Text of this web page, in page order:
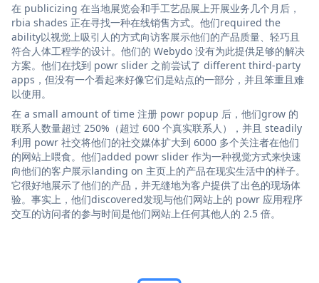
在 publicizing 在当地展览会和手工艺品展上开展业务几个月后，
rbia shades 正在寻找一种在线销售方式。他们required the
ability以视觉上吸引人的方式向访客展示他们的产品质量、轻巧且
符合人体工程学的设计。他们的 Webydo 没有为此提供足够的解决
方案。他们在找到 powr slider 之前尝试了 different third-party
apps，但没有一个看起来好像它们是站点的一部分，并且笨重且难
以使用。
在 a small amount of time 注册 powr popup 后，他们grow 的
联系人数量超过 250%（超过 600 个真实联系人），并且 steadily
利用 powr 社交将他们的社交媒体扩大到 6000 多个关注者在他们
的网站上喂食。他们added powr slider 作为一种视觉方式来快速
向他们的客户展示landing on 主页上的产品在现实生活中的样子。
它很好地展示了他们的产品，并无缝地为客户提供了出色的现场体
验。事实上，他们discovered发现与他们网站上的 powr 应用程序
交互的访问者的参与时间是他们网站上任何其他人的 2.5 倍。